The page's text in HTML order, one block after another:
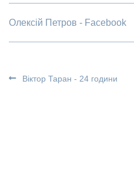
Олексій Петров - Facebook
Віктор Таран - 24 години